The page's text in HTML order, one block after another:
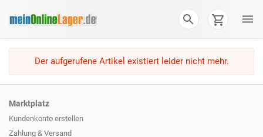
Der aufgerufene Artikel existiert leider nicht mehr.
Marktplatz
Kundenkonto erstellen
Zahlung & Versand